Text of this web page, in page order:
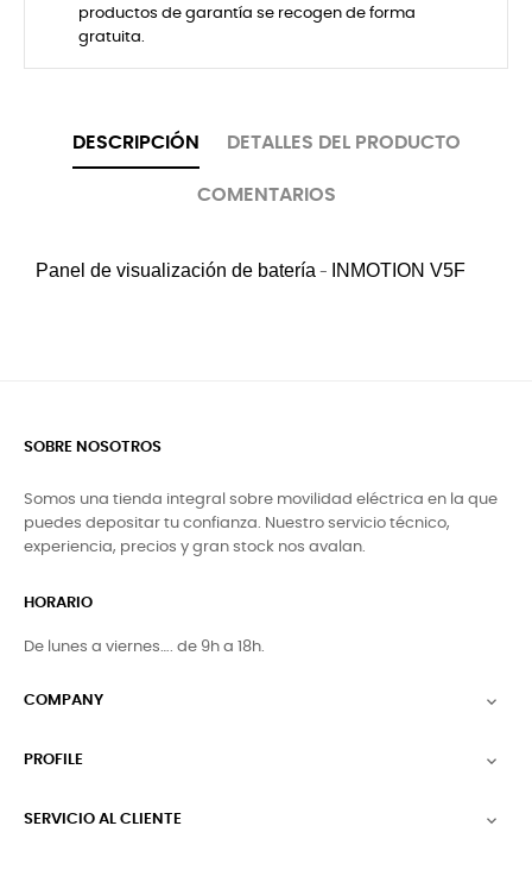
productos de garantía se recogen de forma
gratuita.
DESCRIPCIÓN DETALLES DEL PRODUCTO
COMENTARIOS
Panel de visualización de batería - INMOTION V5F
SOBRE NOSOTROS
Somos una tienda integral sobre movilidad eléctrica en la que
puedes depositar tu confianza. Nuestro servicio técnico,
experiencia, precios y gran stock nos avalan.
HORARIO
De lunes a viernes…. de 9h a 18h.
COMPANY 
PROFILE 
SERVICIO AL CLIENTE 